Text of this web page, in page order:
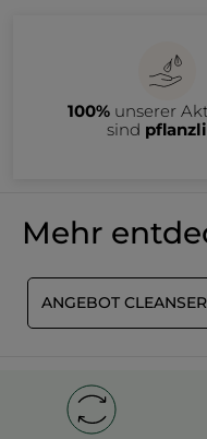
100%unserer
sind
Mehr
ANGEBOT CLEANSER